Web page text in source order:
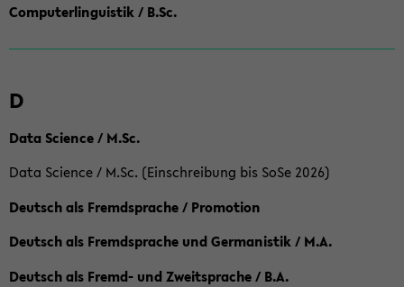
Computerlinguistik / B.Sc.
D
Data Science / M.Sc.
Data Science / M.Sc. (Einschreibung bis SoSe 2026)
Deutsch als Fremdsprache / Promotion
Deutsch als Fremdsprache und Germanistik / M.A.
Deutsch als Fremd- und Zweitsprache / B.A.